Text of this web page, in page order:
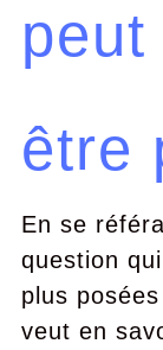
être
En se
question
plus
veut en